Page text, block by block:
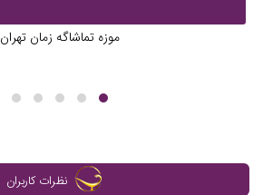
موزه تماشاگه زمان تهران
نظرات کاربران